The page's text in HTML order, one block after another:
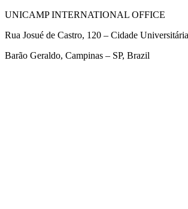
UNICAMP INTERNATIONAL OFFICE
Rua Josué de Castro, 120 – Cidade
Barão Geraldo, Campinas – SP, Brazil